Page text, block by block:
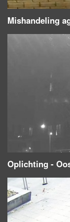
Mishandeling
Oplichting -